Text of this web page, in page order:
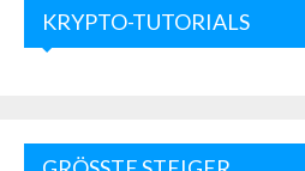
KRYPTO-TUTORIALS